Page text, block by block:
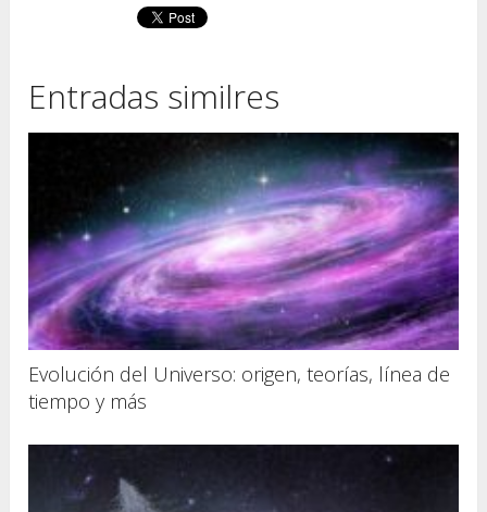
Entradas similres
Evolución del Universo: origen, teorías, línea de
tiempo y más